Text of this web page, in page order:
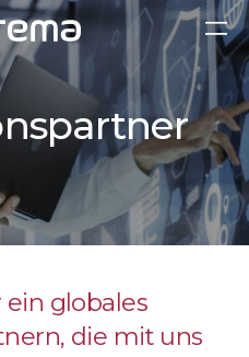
globales
die mit uns